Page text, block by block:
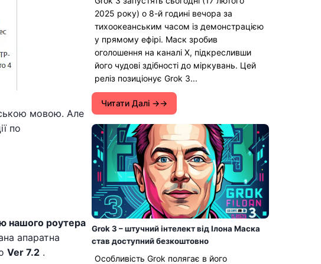
мовою. Але
по
нашого роутера
апаратна
Ver 7.2 .
2025 року) о 8-й годині вечора за
тихоокеанським часом із демонстрацією
у прямому ефірі. Маск зробив
оголошення на каналі X, підкресливши
його чудові здібності до міркувань. Цей
реліз позиціонує Grok 3...
Читати Далі →
Grok 3 – штучний інтелект від Ілона Маска
став доступний безкоштовно
Особливість Grok полягає в його